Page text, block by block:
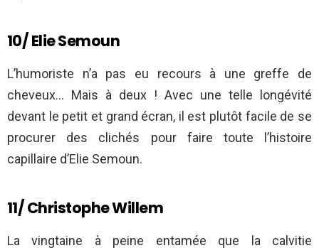
10/ Elie Semoun
L’humoriste n’a pas eu recours à une greffe de
cheveux… Mais à deux ! Avec une telle longévité
devant le petit et grand écran, il est plutôt facile de se
procurer des clichés pour faire toute l’histoire
capillaire d’Elie Semoun.
11/ Christophe Willem
La vingtaine à peine entamée que la calvitie